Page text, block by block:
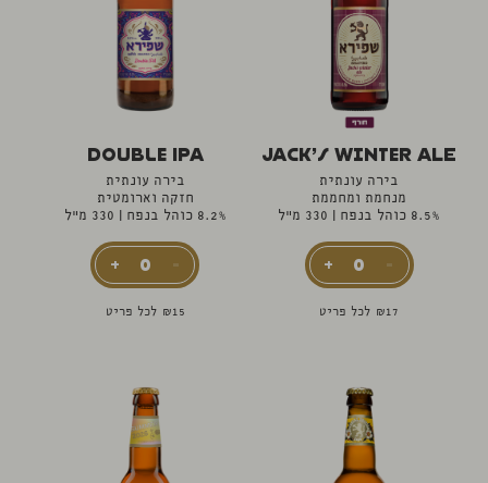
Jack’s Winter Ale
בירה עונתית
מנחמת ומחממת
8.5% כוהל בנפח
330 מ"ל
₪ 17 לכל פריט
Double IPA
בירה עונתית
חזקה וארומטית
8.2% כוהל בנפח
330 מ"ל
₪ 15 לכל פריט